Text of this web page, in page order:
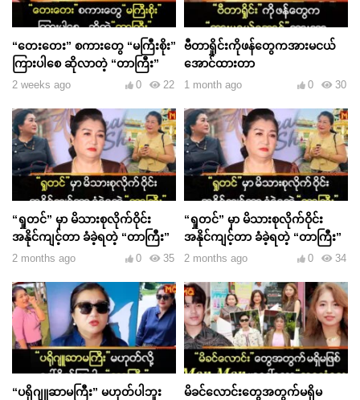
“တေးတေး” စကားတွေ “မကြီးစိုး”
ကြားပါစေ ဆိုလာတဲ့ “တာကြီး”
2 weeks ago 22
0
ဗီတာရှိုင်းကိုဖန်တွေကအားမငယ်
အောင်ထားတာ
1 month ago 30
0
“ရှုတင်” မှာ မိသားစုလိုက်ဝိုင်း
အနိုင်ကျင့်တာ ခံခဲ့ရတဲ့ “တာကြီး”
2 months ago 35
0
“ရှုတင်” မှာ မိသားစုလိုက်ဝိုင်း
အနိုင်ကျင့်တာ ခံခဲ့ရတဲ့ “တာကြီး”
2 months ago 34
0
“ပရိုဂျူဆာမကြီး” မဟုတ်ပါဘူး
မိခင်လောင်းတွေအတွက်မရှိမ